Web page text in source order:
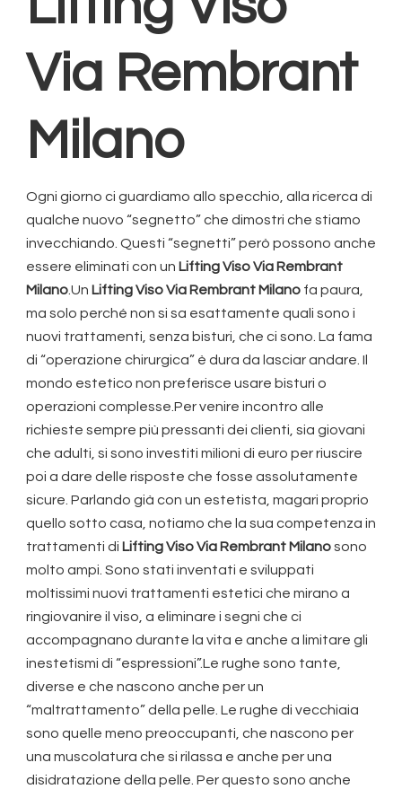
Via Rembrant
Milano
Ogni giorno ci guardiamo allo specchio, alla ricerca di
qualche nuovo “segnetto” che dimostri che stiamo
invecchiando. Questi “segnetti” però possono anche
essere eliminati con un Lifting Viso Via Rembrant
Milano.Un Lifting Viso Via Rembrant Milanofa paura,
ma solo perché non si sa esattamente quali sono i
nuovi trattamenti, senza bisturi, che ci sono. La fama
di “operazione chirurgica” è dura da lasciar andare. Il
mondo estetico non preferisce usare bisturi o
operazioni complesse.Per venire incontro alle
richieste sempre più pressanti dei clienti, sia giovani
che adulti, si sono investiti milioni di euro per riuscire
poi a dare delle risposte che fosse assolutamente
sicure. Parlando già con un estetista, magari proprio
quello sotto casa, notiamo che la sua competenza in
trattamenti di Lifting Viso Via Rembrant Milanosono
molto ampi. Sono stati inventati e sviluppati
moltissimi nuovi trattamenti estetici che mirano a
ringiovanire il viso, a eliminare i segni che ci
accompagnano durante la vita e anche a limitare gli
inestetismi di “espressioni”.Le rughe sono tante,
diverse e che nascono anche per un
“maltrattamento” della pelle. Le rughe di vecchiaia
sono quelle meno preoccupanti, che nascono per
una muscolatura che si rilassa e anche per una
disidratazione della pelle. Per questo sono anche